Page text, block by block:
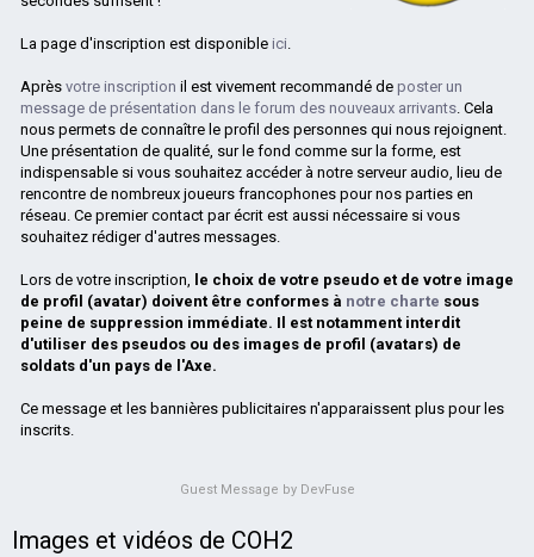
La page d'inscription est disponible ici.
Après votre inscription il est vivement recommandé de poster un
message de présentation dans le forum des nouveaux arrivants. Cela
nous permets de connaître le profil des personnes qui nous rejoignent.
Une présentation de qualité, sur le fond comme sur la forme, est
indispensable si vous souhaitez accéder à notre serveur audio, lieu de
rencontre de nombreux joueurs francophones pour nos parties en
réseau. Ce premier contact par écrit est aussi nécessaire si vous
souhaitez rédiger d'autres messages.
Lors de votre inscription, le choix de votre pseudo et de votre image
de profil (avatar) doivent être conformes à notre charte sous
peine de suppression immédiate. Il est notamment interdit
d'utiliser des pseudos ou des images de profil (avatars) de
soldats d'un pays de l'Axe.
Ce message et les bannières publicitaires n'apparaissent plus pour les
inscrits.
Guest Message by DevFuse
Images et vidéos de COH2